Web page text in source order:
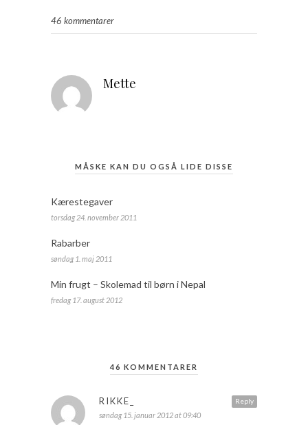
46 kommentarer
Mette
MÅSKE KAN DU OGSÅ LIDE DISSE
Kærestegaver
torsdag 24. november 2011
Rabarber
søndag 1. maj 2011
Min frugt – Skolemad til børn i Nepal
fredag 17. august 2012
46 KOMMENTARER
Reply
RIKKE_
søndag 15. januar 2012 at 09:40